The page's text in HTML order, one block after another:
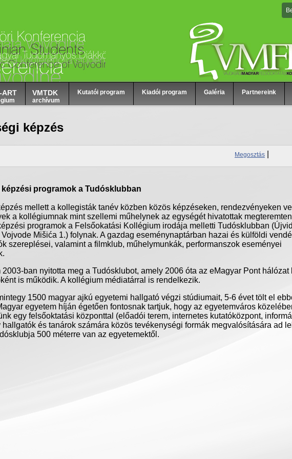
ART VMTDK
archívum
Kutatói program Kiadói program Galéria Partnereink
képzés
Megosztás
képzési programok a Tudósklubban
melletta kollegisták tanév közben közös képzéseken, rendezvényeken
a kollégiumnak mintszellemi műhelynek az egységét hivatottak
programok a Felsőokatási Kollégium irodája melletti Tudósklubban (
Vojvode Mišića 1.) folynak. A gazdag eseménynaptárban hazai és külföldi
szereplései, valaminta filmklub, műhelymunkák, performanszok eseményei
.
2003-ban nyitotta meg a Tudósklubot, amely 2006 óta az eMagyar Pont hálózat
is működik. A kollégium médiatárral is rendelkezik.
1500 magyar ajkú egyetemi hallgató végzi stúdiumait, 5-6 évet töltel
egyetem híján égetően fontosnak tartjuk, hogy az egyetemváros
egy felsőoktatási központtal (előadói terem, internetes kutatóközpont,
hallgatók és tanárok számára közös tevékenységi formák megvalósítására ad
500 méterre van az egyetemektől .